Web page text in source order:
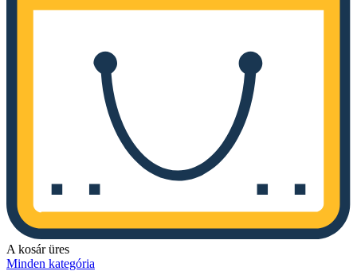
A kosár üres
Minden kategória